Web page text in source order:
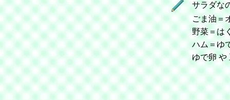
サラダ
ごま油＝
野菜＝は
ハム＝ゆ
ゆで卵